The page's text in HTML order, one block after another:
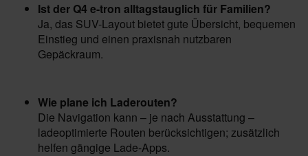
Ist der Q4 e-tron alltagstauglich für Familien?
Ja, das SUV-Layout bietet gute Übersicht, bequemen
Einstieg und einen praxisnah nutzbaren
Gepäckraum.
Wie plane ich Laderouten?
Die Navigation kann – je nach Ausstattung –
ladeoptimierte Routen berücksichtigen; zusätzlich
helfen gängige Lade-Apps.